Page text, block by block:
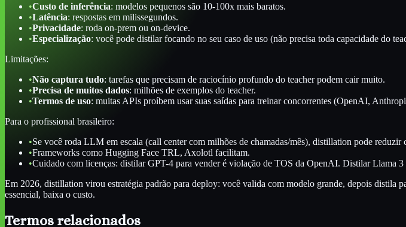
•Custo de inferência: modelos pequenos são 10-100x mais baratos.
•Latência: respostas em milissegundos.
•Privacidade: roda on-prem ou on-device.
•Especialização: você pode distilar focando no seu caso de uso (não precisa toda capacidade do
Limitações:
•Não captura tudo: tarefas que precisam de raciocínio profundo do teacher podem cair muito.
•Precisa de muitos dados: milhões de exemplos do teacher.
•Termos de uso: muitas APIs proíbem usar suas saídas para treinar concorrentes (OpenAI,
Para o profissional brasileiro:
•Se você roda LLM em escala (call center com milhões de chamadas/mês), distillation pode reduzir
•Frameworks como Hugging Face TRL, Axolotl facilitam.
•Cuidado com licenças: distilar GPT-4 para vender é violação de TOS da OpenAI. Distilar Llama 3
Em 2026, distillation virou estratégia padrão para deploy: você valida com modelo grande, depois
essencial, baixa o custo.
Termos relacionados